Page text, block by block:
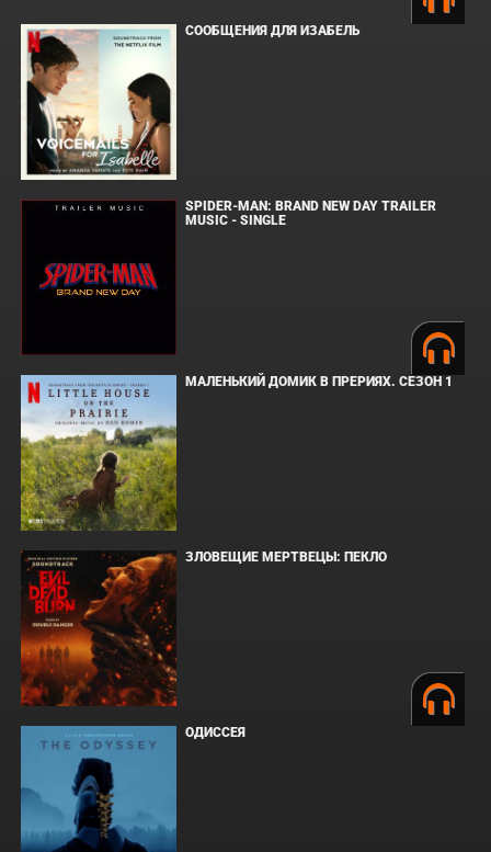
СООБЩЕНИЯ ДЛЯ ИЗАБЕЛЬ
SPIDER-MAN: BRAND NEW DAY TRAILER
MUSIC - SINGLE
МАЛЕНЬКИЙ ДОМИК В ПРЕРИЯХ. СЕЗОН 1
ЗЛОВЕЩИЕ МЕРТВЕЦЫ: ПЕКЛО
ОДИССЕЯ